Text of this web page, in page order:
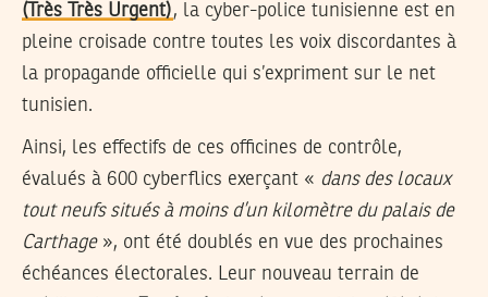
(Très Très Urgent), la cyber-police tunisienne est en
pleine croisade contre toutes les voix discordantes à
la propagande officielle qui s’expriment sur le net
tunisien.
Ainsi, les effectifs de ces officines de contrôle,
évalués à 600 cyberflics exerçant « dans des locaux
tout neufs situés à moins d’un kilomètre du palais de
Carthage», ont été doublés en vue des prochaines
échéances électorales. Leur nouveau terrain de